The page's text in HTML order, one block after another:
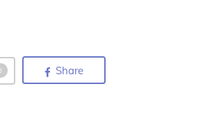
Share